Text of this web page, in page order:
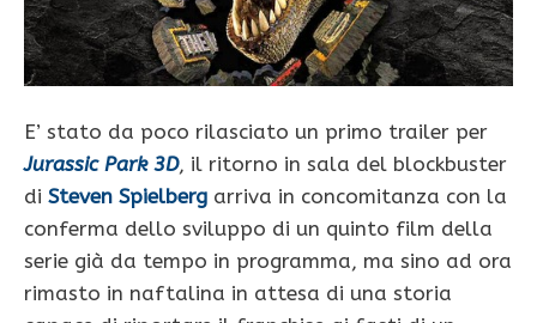
E’ stato da poco rilasciato un primo trailer per
Jurassic Park 3D, il ritorno in sala del blockbuster
di Steven Spielberg arriva in concomitanza con la
conferma dello sviluppo di un quinto film della
serie già da tempo in programma, ma sino ad ora
rimasto in naftalina in attesa di una storia